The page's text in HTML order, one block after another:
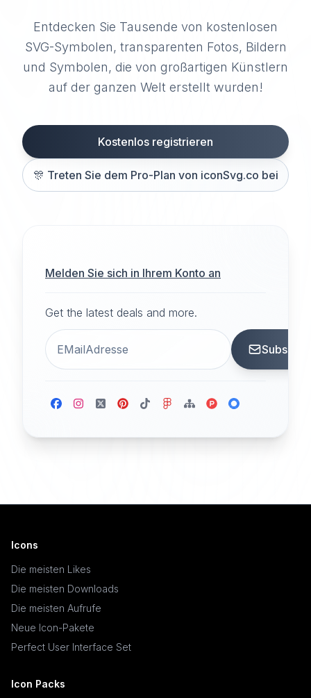
Entdecken Sie Tausende von kostenlosen
SVG-Symbolen, transparenten Fotos, Bildern
und Symbolen, die von großartigen Künstlern
auf der ganzen Welt erstellt wurden!
Kostenlos registrieren
🎊 Treten Sie dem Pro-Plan von iconSvg.co bei
Melden Sie sich in Ihrem Konto an
Get the latest deals and more.
Icons
Die meisten Likes
Die meisten Downloads
Die meisten Aufrufe
Neue Icon-Pakete
Perfect User Interface Set
Icon Packs